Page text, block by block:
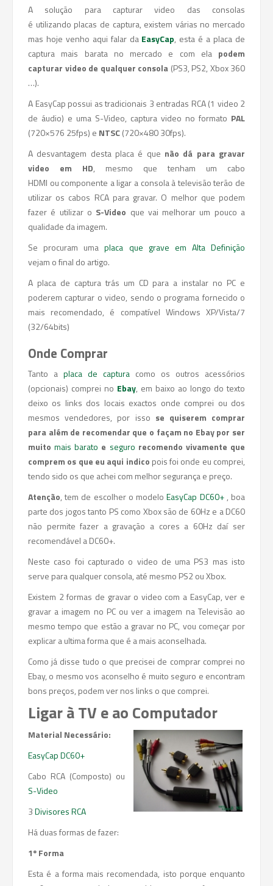
A solução para capturar video das consolas
é utilizando placas de captura, existem várias no mercado
mas hoje venho aqui falar da EasyCap, esta é a placa de
captura mais barata no mercado e com ela podem
capturar video de qualquer consola (PS3, PS2, Xbox 360
…).
A EasyCap possui as tradicionais 3 entradas RCA (1 video 2
de áudio) e uma S-Video, captura video no formato PAL
(720×576 25fps) e NTSC(720×480 30fps).
A desvantagem desta placa é que não dá para gravar
video em HD, mesmo que tenham um cabo
HDMI ou componente a ligar a consola à televisão terão de
utilizar os cabos RCA para gravar. O melhor que podem
fazer é utilizar o S-Video que vai melhorar um pouco a
qualidade da imagem.
Se procuram uma placa que grave em Alta Definição
vejam o final do artigo.
A placa de captura trás um CD para a instalar no PC e
poderem capturar o video, sendo o programa fornecido o
mais recomendado, é compatível Windows XP/Vista/7
(32/64bits)
Onde Comprar
Tanto a placa de captura como os outros acessórios
(opcionais) comprei no Ebay, em baixo ao longo do texto
deixo os links dos locais exactos onde comprei ou dos
mesmos vendedores, por isso se quiserem comprar
para além de recomendar que o façam no Ebay por ser
muitomais barato e seguro recomendo vivamente que
comprem os que eu aqui indico pois foi onde eu comprei,
tendo sido os que achei com melhor segurança e preço.
Atenção, tem de escolher o modelo EasyCap DC60+, boa
parte dos jogos tanto PS como Xbox são de 60Hz e a DC60
não permite fazer a gravação a cores a 60Hz daí ser
recomendável a DC60+.
Neste caso foi capturado o video de uma PS3 mas isto
serve para qualquer consola, até mesmo PS2 ou Xbox.
Existem 2 formas de gravar o video com a EasyCap, ver e
gravar a imagem no PC ou ver a imagem na Televisão ao
mesmo tempo que estão a gravar no PC, vou começar por
explicar a ultima forma que é a mais aconselhada.
Como já disse tudo o que precisei de comprar comprei no
Ebay, o mesmo vos aconselho é muito seguro e encontram
bons preços, podem ver nos links o que comprei.
Ligar à TV e ao Computador
Material Necessário:
EasyCap DC60+
Cabo RCA (Composto) ou
S-Video
3Divisores RCA
Há duas formas de fazer:
1º Forma
Esta é a forma mais recomendada, isto porque enquanto